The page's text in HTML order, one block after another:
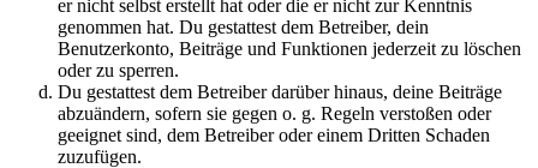
er nicht selbst erstellt hat oder die er nicht zur Kenntnis
genommen hat. Du gestattest dem Betreiber, dein
Benutzerkonto, Beiträge und Funktionen jederzeit zu löschen
oder zu sperren.
Du gestattest dem Betreiber darüber hinaus, deine Beiträge
abzuändern, sofern sie gegen o. g. Regeln verstoßen oder
geeignet sind, dem Betreiber oder einem Dritten Schaden
zuzufügen.